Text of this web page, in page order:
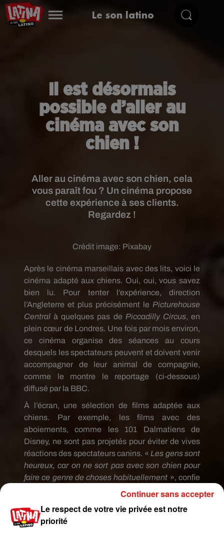
Le son latino
Il est désormais
possible d’aller au
cinéma avec son
chien !
Aller au cinéma avec son chien, cela
vous paraît fou ? Un cinéma propose
cette expérience à ses clients.
Regardez !
Crédit image: Pixabay
Après le cinéma marseillais avec des lits, voici le
cinéma adapté aux chiens. Oui, oui, vous savez
bien lu. Pour tenter l’expérience, direction
l’Angleterre et plus précisément le Picturehouse
Central à quelques pas de Piccadilly Circus, en
plein cœur de Londres. Une fois par mois environ,
ce cinéma organise des séances au cours
desquels les spectateurs peuvent et doivent venir
accompagner de leur animal de compagnie,
comme le montre le reportage (ci-dessous)
diffusé par la BBC.
À l’écran, une sélection de films adaptée aux
chiens. Par exemple, les films avec des
aboiements, comme les 101 Dalmatiens de
Disney, ne sont pas projetés pour éviter de vives
réactions des spectateurs canins. « Les gens sont
heureux, car on ne sort pas avec son chien pour
faire ce genre de choses habituellement », confie
une propriétaire de chien, tandis qu’une autre
idée fantastique
et j’espère que les gens emmèneront plus
souvent leur chien au cinéma
Le respect de votre vie privée est notre
priorité
Continuer sans accepter